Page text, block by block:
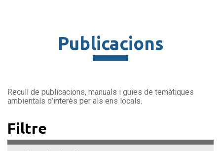
Publicacions
Recull de publicacions, manuals i guies de temàtiques
ambientals d’interès per als ens locals.
Filtre